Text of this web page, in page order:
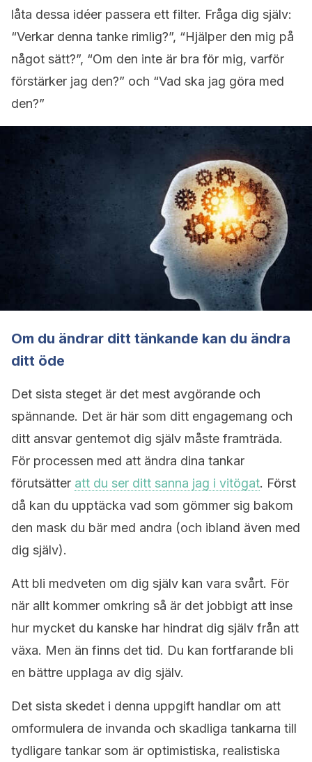
låta dessa idéer passera ett filter. Fråga dig själv:
“Verkar denna tanke rimlig?”, “Hjälper den mig på
något sätt?”, “Om den inte är bra för mig, varför
förstärker jag den?” och “Vad ska jag göra med
den?”
Om du ändrar ditt tänkande kan du ändra
ditt öde
Det sista steget är det mest avgörande och
spännande. Det är här som ditt engagemang och
ditt ansvar gentemot dig själv måste framträda.
För processen med att ändra dina tankar
förutsätter att du ser ditt sanna jag i vitögat. Först
då kan du upptäcka vad som gömmer sig bakom
den mask du bär med andra (och ibland även med
dig själv).
Att bli medveten om dig själv kan vara svårt. För
när allt kommer omkring så är det jobbigt att inse
hur mycket du kanske har hindrat dig själv från att
växa. Men än finns det tid. Du kan fortfarande bli
en bättre upplaga av dig själv.
Det sista skedet i denna uppgift handlar om att
omformulera de invanda och skadliga tankarna till
tydligare tankar som är optimistiska, realistiska